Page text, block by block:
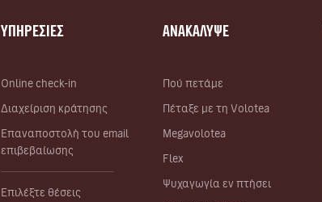
ΥΠΗΡΕΣΙΕΣ
Online check-in
Διαχείριση κράτησης
Επαναποστολή του email
επιβεβαίωσης
Επιλέξτε θέσεις
ΑΝΑΚΑΛΥΨΕ
Πού πετάμε
Πέταξε με τη Volotea
Megavolotea
Flex
Ψυχαγωγία εν πτήσει